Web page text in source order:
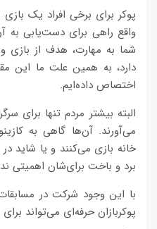
پوکر برای برخی افراد یک
واقع راهی برای دست‌یابی
شما به مهارت، هدف‌ از بازی
دارد، به همین علت ما این
اختصاص داده‌ایم.
البته بیشتر مردم تنها برای
می‌آورند. آن‌ها گاهی به
خانه بازی می‌کنند و یا شاید
برد و باخت برای‌شان اهمیتی
با این وجود شرکت در
پوکربازان حرفه‌ای می‌تواند